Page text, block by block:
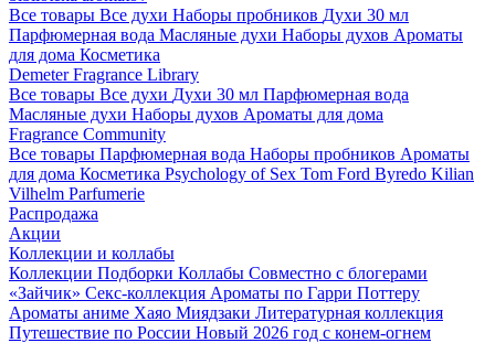
Все товары Все духи Наборы пробников Духи 30 мл
Парфюмерная вода Масляные духи Наборы духов Ароматы
для дома Косметика
Demeter Fragrance Library
Все товары Все духи Духи 30 мл Парфюмерная вода
Масляные духи Наборы духов Ароматы для дома
Fragrance Community
Все товары Парфюмерная вода Наборы пробников Ароматы
для дома Косметика Psychology of Sex Tom Ford Byredo Kilian
Vilhelm Parfumerie
Распродажа
Акции
Коллекции и коллабы
Коллекции Подборки Коллабы Совместно с блогерами
«Зайчик» Секс-коллекция Ароматы по Гарри Поттеру
Ароматы аниме Хаяо Миядзаки Литературная коллекция
Путешествие по России Новый 2026 год с конем-огнем